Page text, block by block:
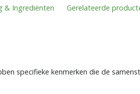
& Ingrediënten Gerelateerde
specifieke kenmerken die de